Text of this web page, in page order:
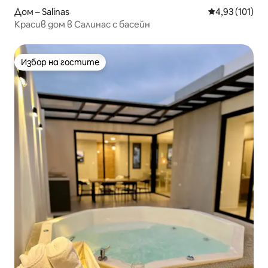
Дом – Salinas Средна
4,93 (101)
Красив дом в Салинас с басейн
Избор на гостите
Избор на гостите